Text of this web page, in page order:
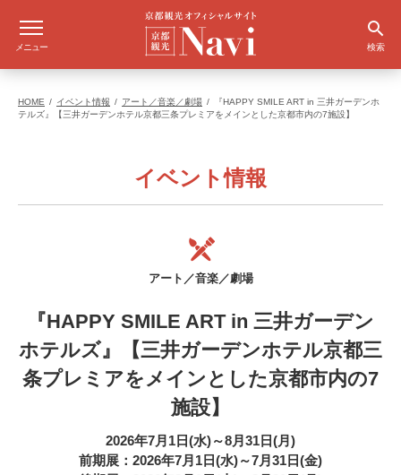
メニュー 検索
HOME イベント情報 アート／音楽／劇場
『HAPPY SMILE ART in 三井ガーデンホ
テルズ』【三井ガーデンホテル京都三条プレミアをメインとした京都市内の7施設】
イベント情報
アート／音楽／劇場
『HAPPY SMILE ART in 三井ガーデン
ホテルズ』【三井ガーデンホテル京都三
条プレミアをメインとした京都市内の7
施設】
2026年7月1日(水)～8月31日(月)
前期展：2026年7月1日(水)～7月31日(金)